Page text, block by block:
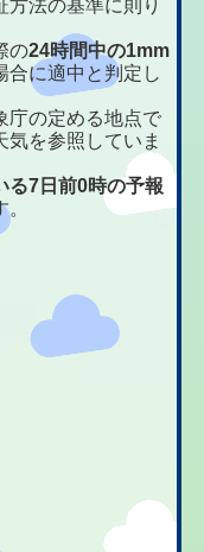
法の基準に則り
の24時間中の1mm
合に適中と判定し
庁の定める地点で
気を参照していま
る7日前0時の予報